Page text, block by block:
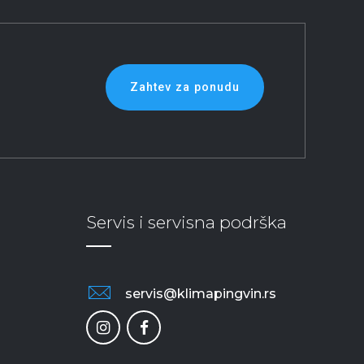
Zahtev za ponudu
Servis i servisna podrška
servis@klimapingvin.rs